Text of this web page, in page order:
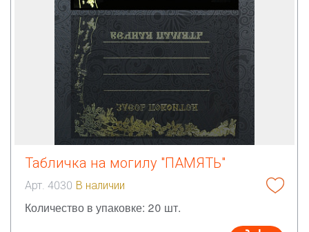
Табличка на могилу "ПАМЯТЬ"
Арт. 4030 В наличии
Количество в упаковке: 20 шт.